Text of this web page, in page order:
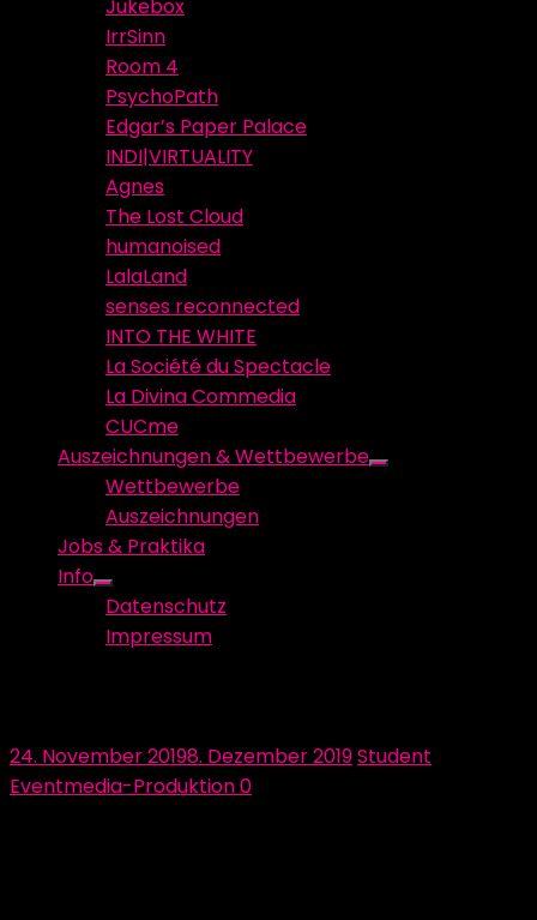
Jukebox
IrrSinn
Room 4
PsychoPath
Edgar’s Paper Palace
INDI|VIRTUALITY
Agnes
The Lost Cloud
humanoised
LalaLand
senses reconnected
INTO THE WHITE
La Société du Spectacle
La Divina Commedia
CUCme
Auszeichnungen & Wettbewerbe
Show
Wettbewerbe
Auszeichnungen
Jobs & Praktika
Info
Show
sub
menu
Datenschutz
Impressum
Posted
on
24. November 20198. Dezember 2019Author
Student
Eventmedia-Produktion0